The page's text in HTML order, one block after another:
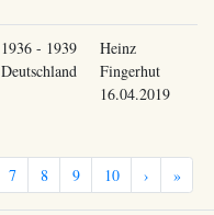
1936 - 1939
Deutschland
Heinz
Fingerhut
16.04.2019
7 8 9 10 › »